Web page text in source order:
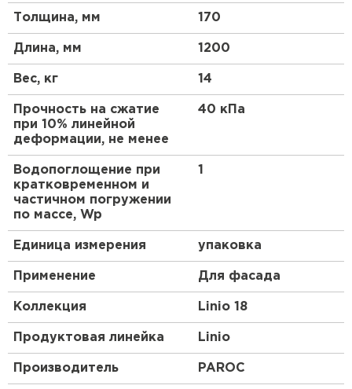
Преимущества
Использование этой плиты снижает
энергозатраты на отопление до 30%, продлевает
срок службы фасадов и улучшает акустический
комфорт внутри помещений. Экологически чистый
состав без вредных веществ делает ее выбором
для устойчивого строительства.
Экономическая выгода
Долговечность материала уменьшает
необходимость в ремонтах, экономя средства в
долгосрочной перспективе.
Комфорт и безопасность
Отсутствие усадки и устойчивость к грызунам
обеспечивают надежную защиту на годы.
Применения
Толщина, мм 170
Длина, мм 1200
Вес, кг 14
Прочность на сжатие
при 10% линейной
деформации, не менее
40 кПа
Водопоглощение при
кратковременном и
частичном погружении
по массе, Wp
1
Единица измерения упаковка
Применение Для фасада
Коллекция Linio 18
Продуктовая линейка Linio
Производитель PAROC
Утеплитель Knauf
ПЕРЕЙТИ
Утеплитель Isover
ПЕРЕЙТИ
Утеплитель Paroc
Утеплитель Penoplex